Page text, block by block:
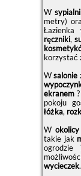
Wsypialni
metry)
ręczniki,
korzystać
Wsalonie
ekranem?
pokoju
łóżka,
W okolicy
takie jak
wycieczek.